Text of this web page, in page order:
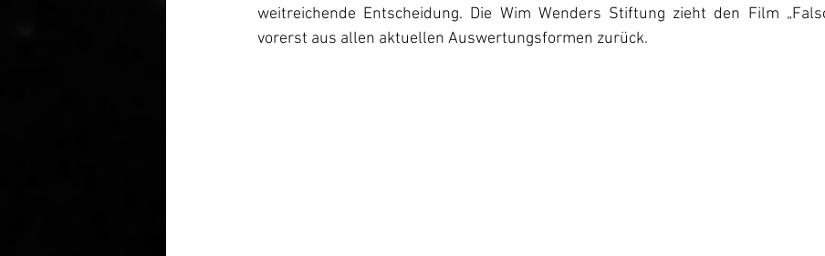
weitreichende Entscheidung. Die Wim Wenders Stiftung zieht den Film
vorerst aus allen aktuellen Auswertungsformen zurück.